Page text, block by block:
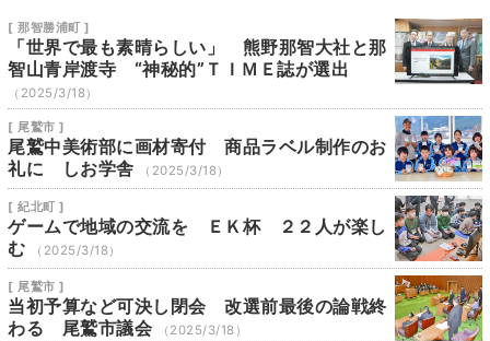
[ 那智勝浦町 ]
「世界で最も素晴らしい」 熊野那智大社と那
智山青岸渡寺 “神秘的”ＴＩＭＥ誌が選出
（2025/3/18）
[ 尾鷲市 ]
尾鷲中美術部に画材寄付 商品ラベル制作のお
礼に しお学舎
（2025/3/18）
[ 紀北町 ]
ゲームで地域の交流を ＥＫ杯 ２２人が楽し
む
（2025/3/18）
[ 尾鷲市 ]
当初予算など可決し閉会 改選前最後の論戦終
わる 尾鷲市議会
（2025/3/18）